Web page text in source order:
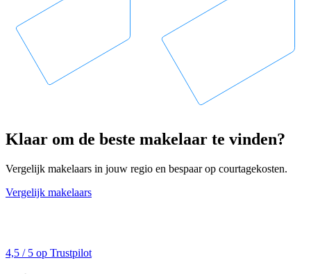
Klaar om de beste makelaar te vinden?
Vergelijk makelaars in jouw regio en bespaar op courtagekosten.
Vergelijk makelaars
4,5 / 5 op Trustpilot